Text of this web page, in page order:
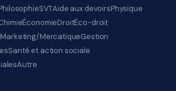
SVTAide aux devoirsPhysique
ÉconomieDroitÉco-droit
Marketing/MercatiqueGestion
Santé et action sociale
Autre